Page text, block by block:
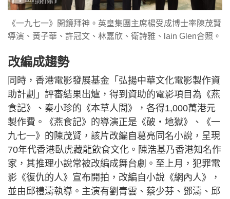
《一九七一》開鏡拜神。英皇集團主席楊受成博士率陳茂賢
導演、黃子華、許冠文、林嘉欣、衛詩雅、lain Glen合照。
改編成趨勢
同時，香港電影發展基金「弘揚中華文化電影製作資
助計劃」評審結果出爐，得到資助的電影項目為《燕
食記》、秦小珍的《本草人間》，各得1,000萬港元
製作費。《燕食記》的導演正是《破‧地獄》、《一
九七一》的陳茂賢，該片改編自葛亮同名小說，呈現
70年代香港臥虎藏龍飲食文化。陳浩基乃香港知名作
家，其推理小說常被改編成舞台劇。至上月，犯罪電
影《復仇的人》宣布開拍，改編自小說《網內人》，
並由邱禮濤執導。主演有劉青雲、蔡少芬、鄧濤、邱